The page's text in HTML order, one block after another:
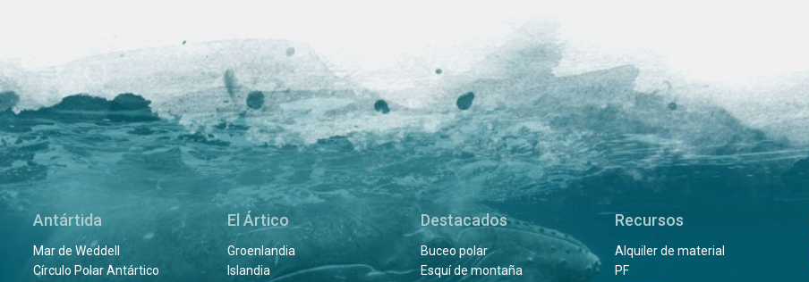
Antártida
Mar de Weddell
Círculo Polar Antártico
El Ártico
Groenlandia
Islandia
Destacados
Buceo polar
Esquí de montaña
Recursos
Alquiler de material
PF